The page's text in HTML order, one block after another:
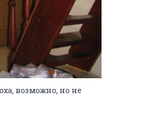
возможно, но не